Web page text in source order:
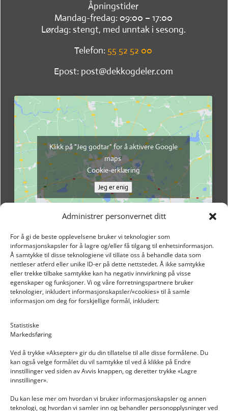
Administrer personvernet ditt
For å gi de beste opplevelsene bruker vi teknologier som
informasjonskapsler for å lagre og/eller få tilgang til enhetsinformasjon.
Å samtykke til disse teknologiene vil tillate oss å behandle data som
nettleser atferd eller unike ID-er på dette nettstedet. Å ikke samtykke
eller trekke tilbake samtykke kan ha negativ innvirkning på visse
egenskaper og funksjoner. Vi og våre forretningspartnere bruker
teknologier, inkludert informasjonskapsler/«cookies» til å samle
informasjon om deg for forskjellige formål, inkludert:
Statistiske
Markedsføring
Ved å trykke «Aksepter» gir du din tillatelse til alle disse formålene. Du
kan også velge formålet du vil samtykke til ved å klikke på Endre
innstillinger ved siden av Avvis knappen, og deretter trykke «Lagre
innstillinger».
Du kan lese mer om hvordan vi bruker informasjonskapsler og annen
teknologi, og hvordan vi samler inn og behandler personopplysninger ved
Åpningstider
Mandag-fredag: 09:00 – 17:00
Lørdag: stengt, med unntak i sesong.
Telefon: 55 52 52 00
Epost: post@dekkogdeler.com
Klikk på "Jeg godtar" for å aktivere Google
maps
Cookie-erklæring
Jeg er enig
INFORMASJON